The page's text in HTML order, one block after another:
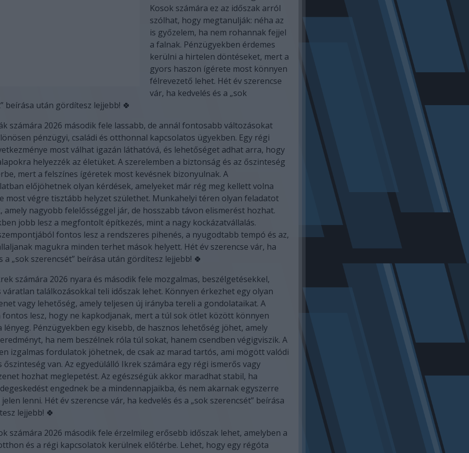
Kosok számára ez az időszak arról
szólhat, hogy megtanulják: néha az
is győzelem, ha nem rohannak fejjel
a falnak. Pénzügyekben érdemes
kerülni a hirtelen döntéseket, mert a
gyors haszon ígérete most könnyen
félrevezető lehet. Hét év szerencse
vár, ha kedvelés és a „sok
beírása után gördítesz lejjebb! 🍀
számára 2026 második fele lassabb, de annál fontosabb változásokat
pénzügyi, családi és otthonnal kapcsolatos ügyekben. Egy régi
most válhat igazán láthatóvá, és lehetőséget adhat arra, hogy
helyezzék az életüket. A szerelemben a biztonság és az őszinteség
mert a felszínes ígéretek most kevésnek bizonyulnak. A
előjöhetnek olyan kérdések, amelyeket már rég meg kellett volna
most végre tisztább helyzet születhet. Munkahelyi téren olyan feladatot
amely nagyobb felelősséggel jár, de hosszabb távon elismerést hozhat.
jobb lesz a megfontolt építkezés, mint a nagy kockázatvállalás.
fontos lesz a rendszeres pihenés, a nyugodtabb tempó és az,
magukra minden terhet mások helyett. Hét év szerencse vár, ha
a „sok szerencsét” beírása után gördítesz lejjebb! 🍀
számára 2026 nyara és második fele mozgalmas, beszélgetésekkel,
váratlan találkozásokkal teli időszak lehet. Könnyen érkezhet egy olyan
vagy lehetőség, amely teljesen új irányba tereli a gondolataikat. A
fontos lesz, hogy ne kapkodjanak, mert a túl sok ötlet között könnyen
lényeg. Pénzügyekben egy kisebb, de hasznos lehetőség jöhet, amely
ha nem beszélnek róla túl sokat, hanem csendben végigviszik. A
izgalmas fordulatok jöhetnek, de csak az marad tartós, ami mögött valódi
őszinteség van. Az egyedülálló Ikrek számára egy régi ismerős vagy
hozhat meglepetést. Az egészségük akkor maradhat stabil, ha
engednek be a mindennapjaikba, és nem akarnak egyszerre
lenni. Hét év szerencse vár, ha kedvelés és a „sok szerencsét” beírása
lejjebb! 🍀
számára 2026 második fele érzelmileg erősebb időszak lehet, amelyben a
és a régi kapcsolatok kerülnek előtérbe. Lehet, hogy egy régóta